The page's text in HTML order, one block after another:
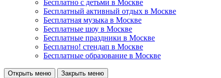
Бесплатно с детьми в Москве
Бесплатный активный отдых в Москве
Бесплатная музыка в Москве
Бесплатные шоу в Москве
Бесплатные праздники в Москве
Бесплатно! стендап в Москве
Бесплатные образование в Москве
Открыть меню Закрыть меню